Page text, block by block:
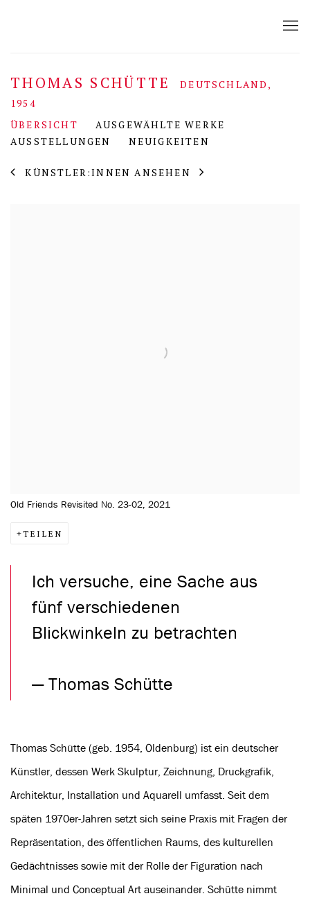
THOMAS SCHÜTTE
DEUTSCHLAND,
1954
ÜBERSICHT
AUSGEWÄHLTE WERKE
AUSSTELLUNGEN
NEUIGKEITEN
KÜNSTLER:INNEN ANSEHEN
Old Friends Revisited No. 23-02, 2021
TEILEN
Ich versuche, eine Sache aus
fünf verschiedenen
Blickwinkeln zu betrachten
— Thomas Schütte
Thomas Schütte (geb. 1954, Oldenburg) ist ein deutscher
Künstler, dessen Werk Skulptur, Zeichnung, Druckgrafik,
Architektur, Installation und Aquarell umfasst. Seit dem
späten 1970er-Jahren setzt sich seine Praxis mit Fragen der
Repräsentation, des öffentlichen Raums, des kulturellen
Gedächtnisses sowie mit der Rolle der Figuration nach
Minimal und Conceptual Art auseinander. Schütte nimmt